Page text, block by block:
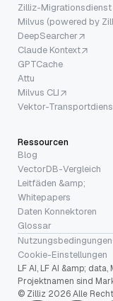
Zilliz-Migrationsdienst
Milvus (powered by
DeepSearcher
Claude Kontext
GPTCache
Attu
Milvus CLI
Vektor-
Ressourcen
Blog
VectorDB-Vergleich
Leitfäden &amp;
Whitepapers
Daten Konnektoren
Glossar
Nutzungsbedingungen
Cookie-Einstellungen
LF AI, LF AI &amp;
Projektnamen sind
© Zilliz 2026 Alle